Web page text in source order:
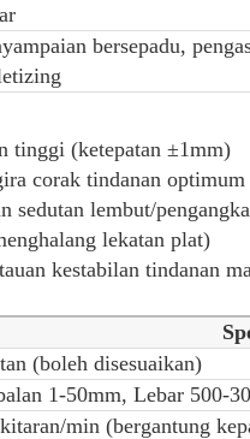
bersepadu,
tinggi (ketepatan ±1mm)
corak tindanan optimum
sedutan lembut/
lekatan plat)
kestabilan tindanan
(boleh disesuaikan)
1-50mm, Lebar 500-
min (bergantung